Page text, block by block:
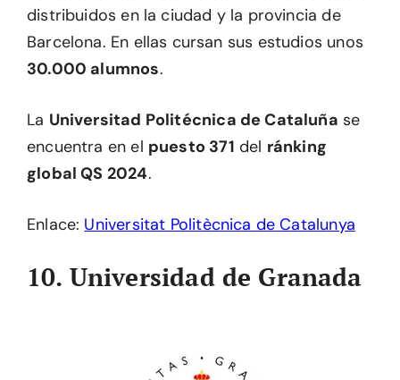
distribuidos en la ciudad y la provincia de
Barcelona. En ellas cursan sus estudios unos
30.000 alumnos.
La Universitad Politécnica de Cataluña se
encuentra en el puesto 371 del ránking
global QS 2024.
Enlace: Universitat Politècnica de Catalunya
10. Universidad de Granada